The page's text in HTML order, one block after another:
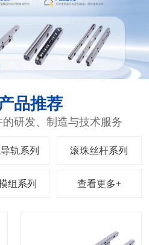
品推荐
研发、制造与技术服务
轨系列 滚珠丝杆系列
组系列 查看更多+